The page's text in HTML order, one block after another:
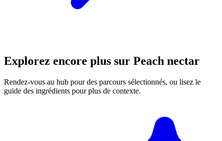
Explorez encore plus sur Peach nectar
Rendez-vous au hub pour des parcours sélectionnés, ou lisez le
guide des ingrédients pour plus de contexte.